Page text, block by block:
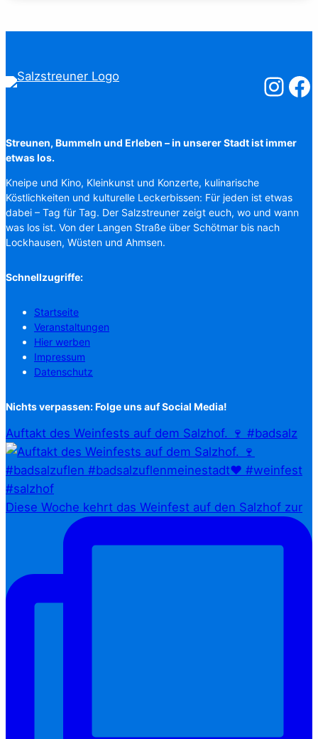
Streunen, Bummeln und Erleben – in unserer Stadt ist immer
etwas los.
Kneipe und Kino, Kleinkunst und Konzerte, kulinarische
Köstlichkeiten und kulturelle Leckerbissen: Für jeden ist etwas
dabei – Tag für Tag. Der Salzstreuner zeigt euch, wo und wann
was los ist. Von der Langen Straße über Schötmar bis nach
Lockhausen, Wüsten und Ahmsen.
Schnellzugriffe:
Startseite
Veranstaltungen
Hier werben
Impressum
Datenschutz
Nichts verpassen: Folge uns auf Social Media!
Auftakt des Weinfests auf dem Salzhof. 🍷 #badsalz
Diese Woche kehrt das Weinfest auf den Salzhof zur